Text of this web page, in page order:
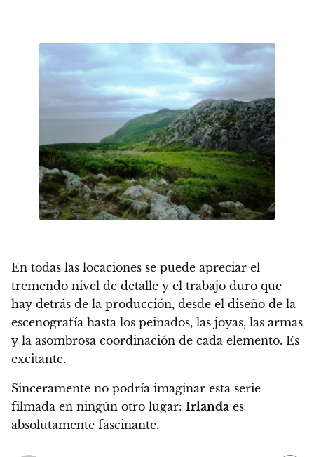
En todas las locaciones se puede apreciar el
tremendo nivel de detalle y el trabajo duro que
hay detrás de la producción, desde el diseño de la
escenografía hasta los peinados, las joyas, las armas
y la asombrosa coordinación de cada elemento. Es
excitante.
Sinceramente no podría imaginar esta serie
filmada en ningún otro lugar: Irlanda es
absolutamente fascinante.